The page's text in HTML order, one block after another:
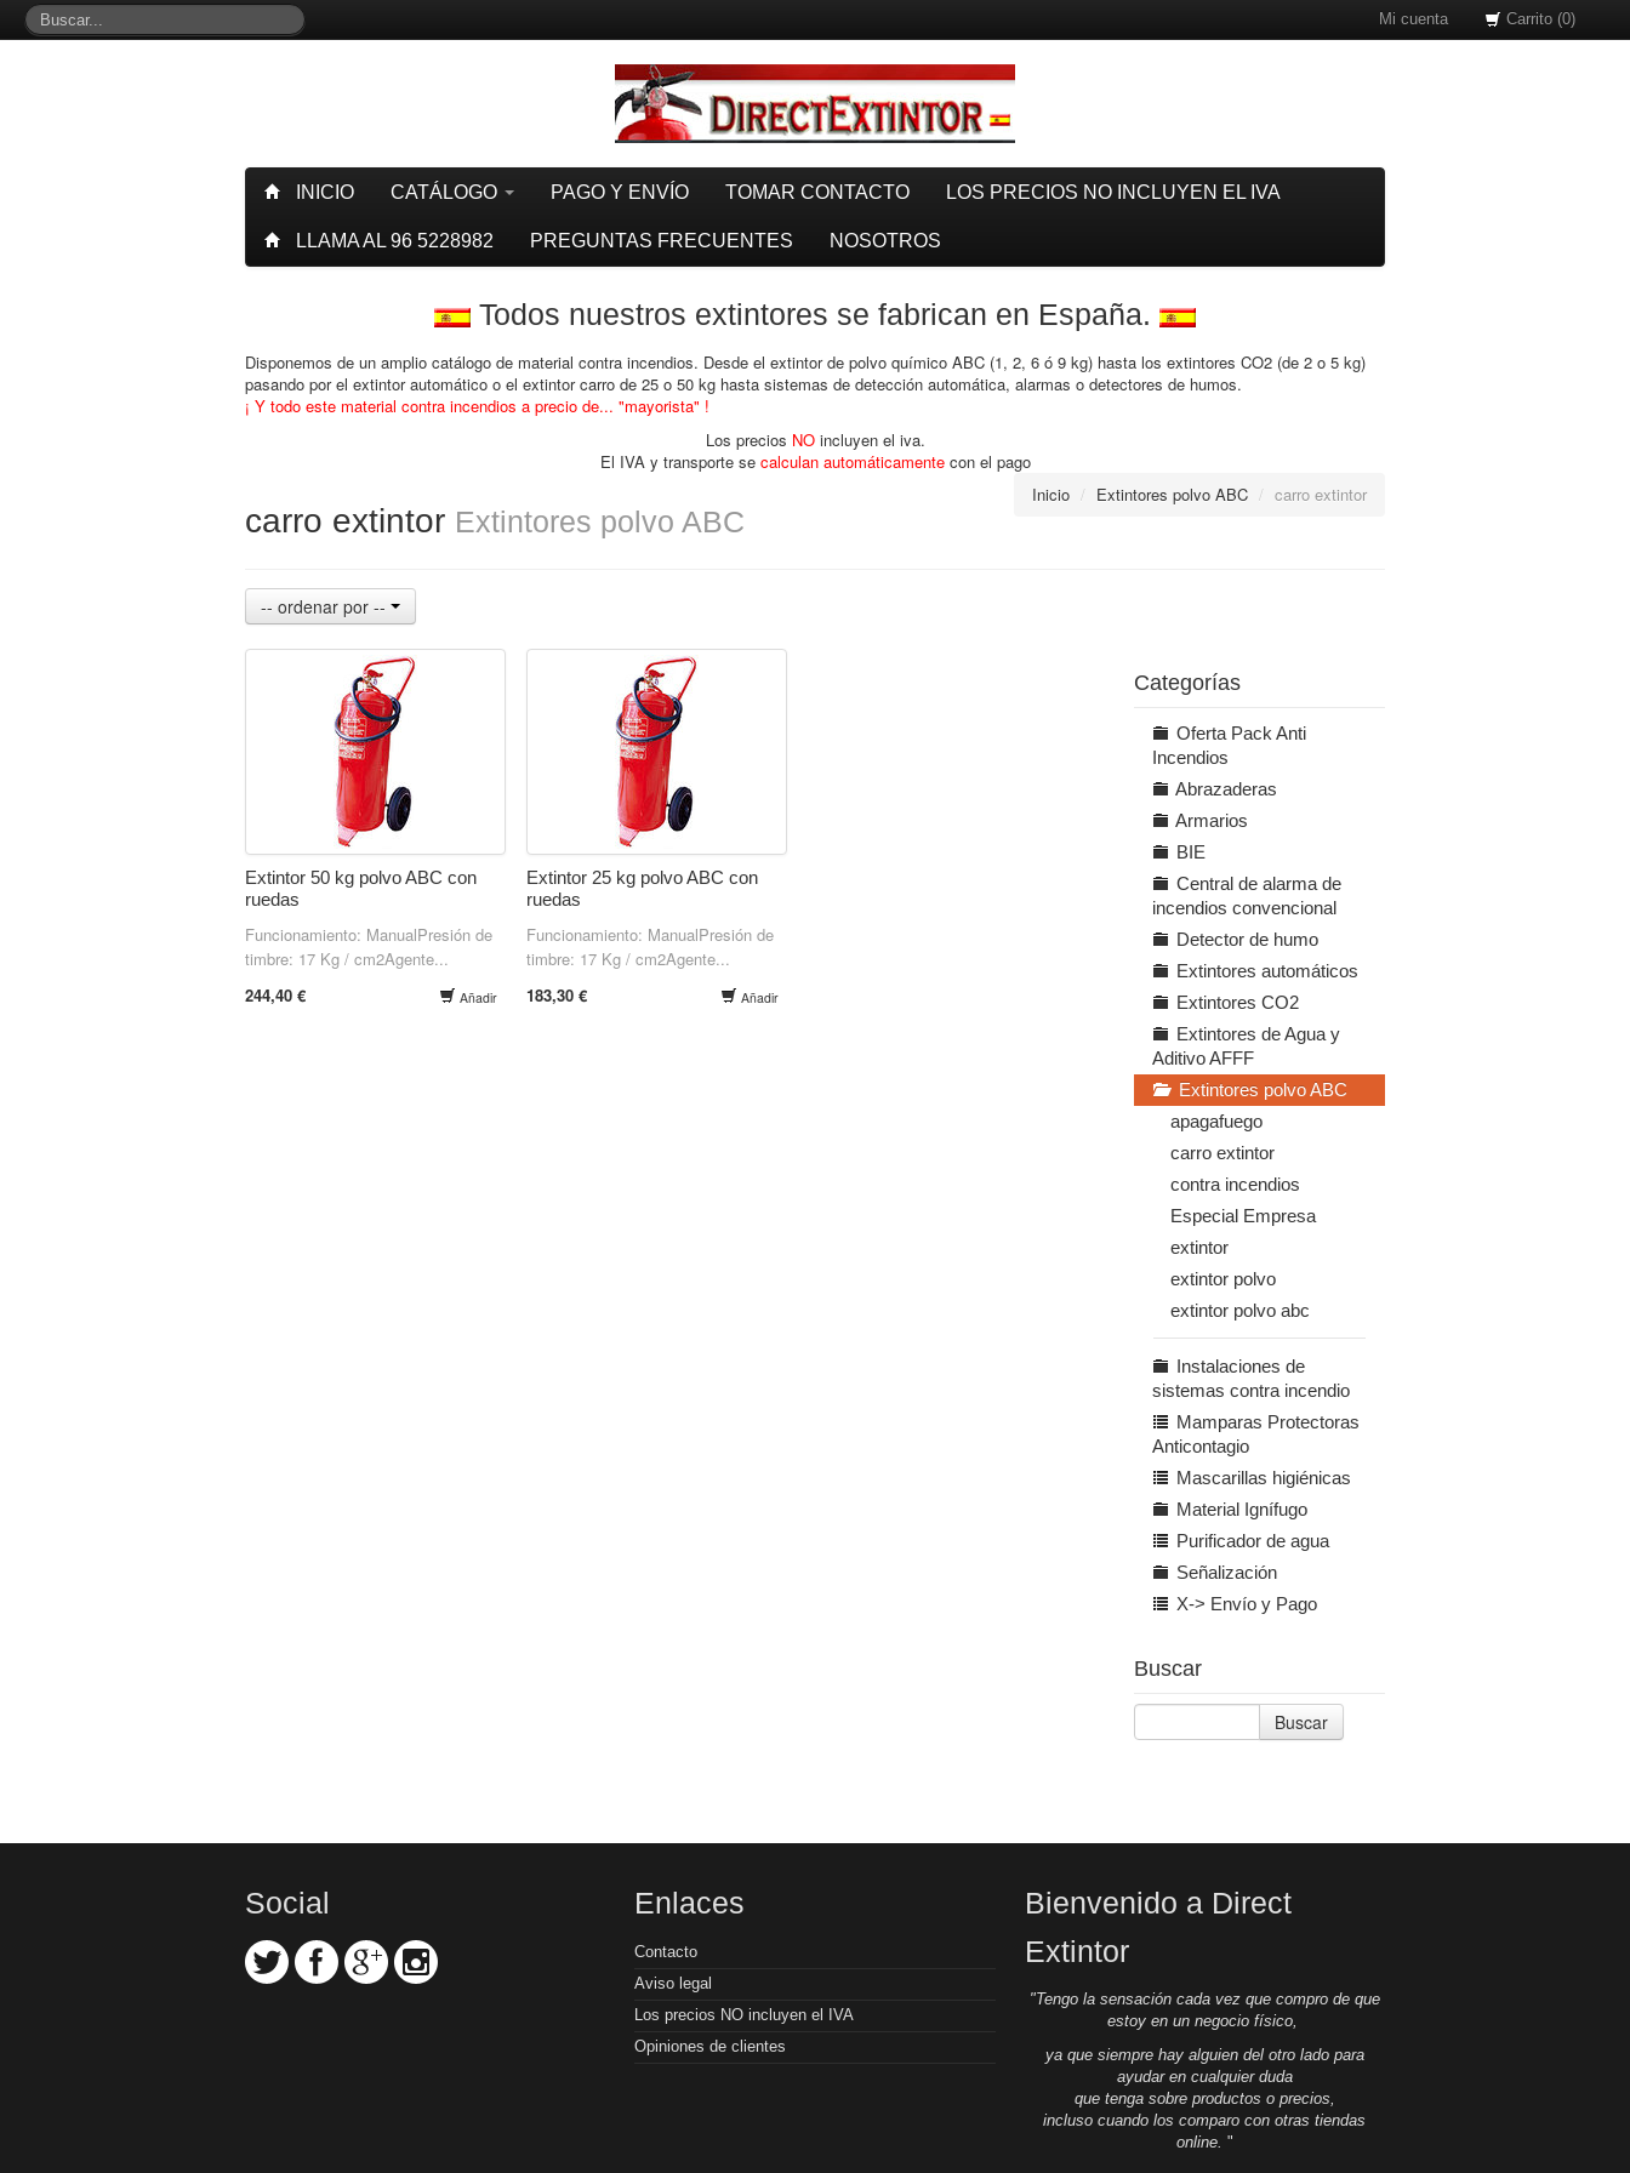
Mi cuenta Carrito (0)
INICIO CATÁLOGO PAGO Y ENVÍO TOMAR CONTACTO LOS PRECIOS NO INCLUYEN EL IVA
LLAMA AL 96 5228982 PREGUNTAS FRECUENTES NOSOTROS
Todos nuestros extintores se fabrican en España.
Disponemos de un amplio catálogo de material contra incendios. Desde el extintor de polvo químico ABC (1, 2, 6 ó 9 kg) hasta los extintores CO2 (de 2 o 5 kg)
pasando por el extintor automático o el extintor carro de 25 o 50 kg hasta sistemas de detección automática, alarmas o detectores de humos.
¡ Y todo este material contra incendios a precio de... "mayorista" !
Los precios NOincluyen el iva.
El IVA y transporte se calculan automáticamentecon el pago
Inicio / Extintores polvo ABC / carro extintor
carro extintor Extintores polvo ABC
-- ordenar por --
Extintor 50 kg polvo ABC con
ruedas
Funcionamiento: ManualPresión de
timbre: 17 Kg / cm2Agente...
244,40 €
Añadir
Extintor 25 kg polvo ABC con
ruedas
Funcionamiento: ManualPresión de
timbre: 17 Kg / cm2Agente...
183,30 €
Añadir
Categorías
Oferta Pack Anti
Incendios
Abrazaderas
Armarios
BIE
Central de alarma de
incendios convencional
Detector de humo
Extintores automáticos
Extintores CO2
Extintores de Agua y
Aditivo AFFF
Extintores polvo ABC
apagafuego
carro extintor
contra incendios
Especial Empresa
extintor
extintor polvo
extintor polvo abc
Instalaciones de
sistemas contra incendio
Mamparas Protectoras
Anticontagio
Mascarillas higiénicas
Material Ignífugo
Purificador de agua
Señalización
X-> Envío y Pago
Buscar
Buscar
Social Enlaces
Contacto
Aviso legal
Los precios NO incluyen el IVA
Opiniones de clientes
Bienvenido a Direct
Extintor
"Tengo la sensación cada vez que compro de que
estoy en un negocio físico,
ya que siempre hay alguien del otro lado para
ayudar en cualquier duda
que tenga sobre productos o precios,
incluso cuando los comparo con otras tiendas
online. "